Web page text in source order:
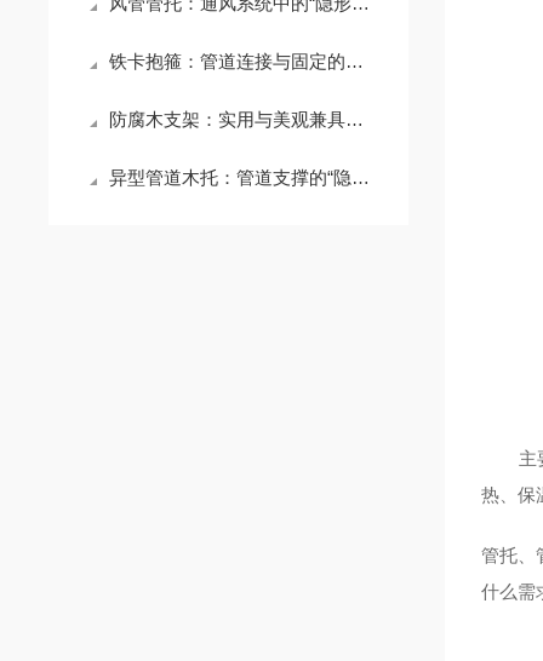
铁卡抱箍：管道连接与固定的坚固纽带
防腐木支架：实用与美观兼具的建筑构件
异型管道木托：管道支撑的“隐形守护者”
主要
热、保
管托、
什么需